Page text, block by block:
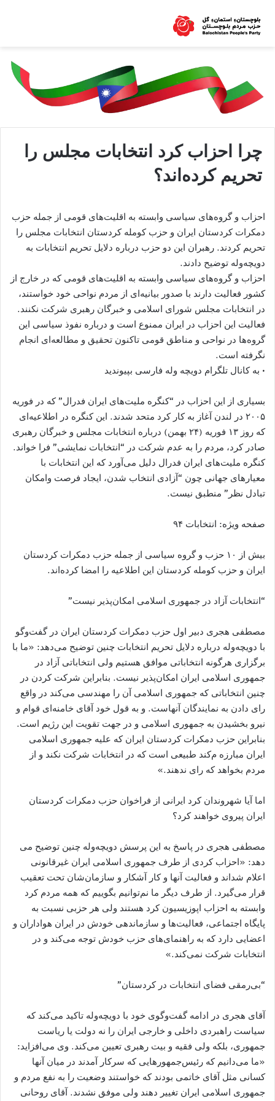
چرا احزاب کرد انتخابات مجلس را
تحریم کرده‌اند؟
احزاب و گروه‌های سیاسی وابسته به اقلیت‌های قومی از جمله حزب
دمکرات کردستان ایران و حزب کومله کردستان انتخابات مجلس را
تحریم کردند. رهبران این دو حزب درباره دلایل تحریم انتخابات به
دویچه‌وله توضیح دادند.
احزاب و گروه‌های سیاسی وابسته به اقلیت‌های قومی که در خارج از
کشور فعالیت دارند با صدور بیانیه‌ای از مردم نواحی خود خواستند،
در انتخابات مجلس شورای اسلامی و خبرگان رهبری شرکت نکنند.
فعالیت این احزاب در ایران ممنوع است و درباره نفوذ سیاسی این
گروه‌ها در نواحی و مناطق قومی تاکنون تحقیق و مطالعه‌​ای انجام
نگرفته است.
• به کانال تلگرام دویچه وله فارسی بپیوندید
بسیاری از این احزاب در “کنگره ملیت‌های ایران فدرال” که در فوریه
۲۰۰۵ در لندن آغاز به کار کرد متحد شدند. این کنگره در اطلاعیه‌​ای
که روز ۱۳ فوریه (۲۴ بهمن) درباره انتخابات مجلس و خبرگان رهبری
صادر کرد، مردم را به عدم شرکت در “انتخابات نمایشی” فرا ​خواند.
کنگره ملیت‌های ایران فدرال دلیل می‌آورد که این انتخابات با
معیارهای جهانی چون “آزادی انتخاب شدن، ایجاد فرصت وامکان
تبادل نظر” منطبق نیست.
صفحه ویژه: انتخابات ۹۴
بیش از ۱۰ حزب و گروه سیاسی از جمله حزب دمکرات کردستان
ایران و حزب کومله کردستان این اطلاعیه را امضا کرده‌اند.
“انتخابات آزاد در جمهوری اسلامی امکان‌پذیر نیست”
مصطفی هجری دبیر اول حزب دمکرات کردستان ایران در گفت‌وگو
با دویچه‌وله درباره دلایل تحریم انتخابات چنین توضیح می‌دهد: «ما با
برگزاری هرگونه انتخاباتی موافق هستیم ولی انتخاباتی آزاد در
جمهوری اسلامی ایران امکان‌پذیر نیست. بنابراین شرکت کردن در
چنین انتخاباتی که جمهوری اسلامی آن را مهندسی می‌کند در واقع
رای دادن به نمایندگان آنهاست. و به قول خود آقای خامنه‌ای قوام و
نیرو بخشیدن به جمهوری اسلامی و در جهت تقویت این رژیم است.
بنابراین حزب دمکرات کردستان ایران که علیه جمهوری اسلامی
ایران مبارزه م‌​کند طبیعی است که در انتخابات شرکت نکند و از
مردم بخواهد که رای ندهند.»
اما آیا شهروندان کرد ایرانی از فراخوان حزب دمکرات کردستان
ایران پیروی خواهند کرد؟
مصطفی هجری در پاسخ به این پرسش دویچه‌وله چنین توضیح می‌​
دهد: «احزاب کردی از طرف جمهوری اسلامی ایران غیرقانونی
اعلام شد‌​اند و فعالیت آنها و کار آشکار و سازمان‌​شان تحت تعقیب
قرار می‌گیرد. از طرف دیگر ما نم‌​توانیم بگوییم که همه مردم کرد
وابسته به احزاب اپوزیسیون کرد هستند ولی هر حزبی نسبت به
پایگاه اجتماعی، فعالیت‌ها و سازماندهی خودش در ایران هواداران و
اعضایی دارد که به راهنمای‌​های حزب خودش توجه می‌کند و در
انتخابات شرکت نمی‌کند.»
“بی‌رمقی فضای انتخابات در کردستان”
آقای هجری در ادامه گفت‌وگوی خود با دویچه‌وله تاکید می‌کند که
سیاست راهبردی داخلی و خارجی ایران را نه دولت یا ریاست
جمهوری، بلکه ولی فقیه و بیت رهبری تعیین می‌کند. وی می‌افزاید:
«ما می‌دانیم که رئیس‌جمهورهایی که سرکار آمدند در میان آنها
کسانی مثل آقای خاتمی بودند که خواستند وضعیت را به نفع مردم و
جمهوری اسلامی ایران تغییر دهند ولی موفق نشدند. آقای روحانی